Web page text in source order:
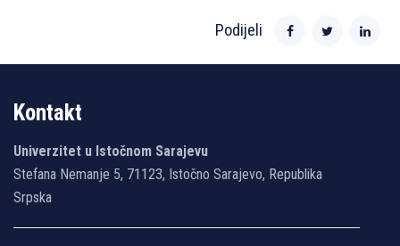
Podijeli
Kontakt
Univerzitet u Istočnom Sarajevu
Stefana Nemanje 5, 71123, Istočno Sarajevo, Republika
Srpska